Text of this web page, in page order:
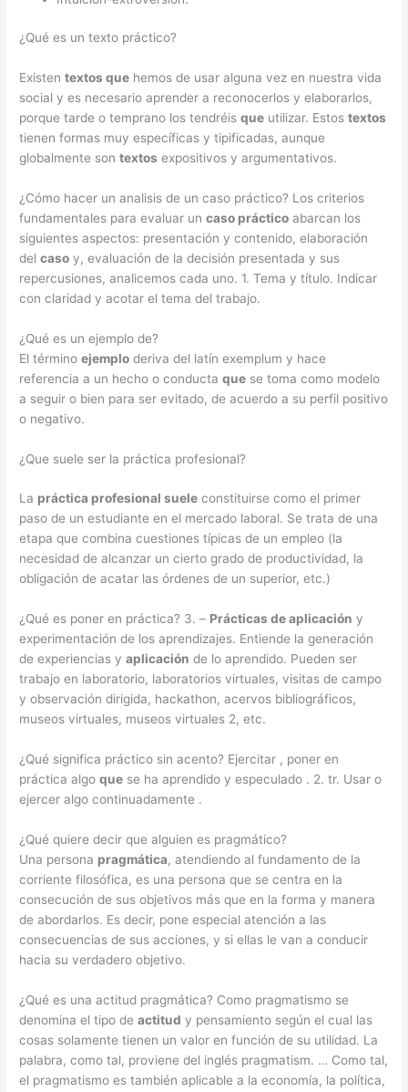
¿Qué es un texto práctico?
Existentextos que hemos de usar alguna vez en nuestra vida
social y es necesario aprender a reconocerlos y elaborarlos,
porque tarde o temprano los tendréisque utilizar. Estostextos
tienen formas muy específicas y tipificadas, aunque
globalmente sontextos expositivos y argumentativos.
¿Cómo hacer un analisis de un caso práctico? Los criterios
fundamentales para evaluar uncaso práctico abarcan los
siguientes aspectos: presentación y contenido, elaboración
delcaso y, evaluación de la decisión presentada y sus
repercusiones, analicemos cada uno. 1. Tema y título. Indicar
con claridad y acotar el tema del trabajo.
¿Qué es un ejemplo de?
El términoejemplo deriva del latín exemplum y hace
referencia a un hecho o conductaque se toma como modelo
a seguir o bien para ser evitado, de acuerdo a su perfil positivo
o negativo.
¿Que suele ser la práctica profesional?
La práctica profesional suele constituirse como el primer
paso de un estudiante en el mercado laboral. Se trata de una
etapa que combina cuestiones típicas de un empleo (la
necesidad de alcanzar un cierto grado de productividad, la
obligación de acatar las órdenes de un superior, etc.)
¿Qué es poner en práctica? 3. – Prácticas de aplicación y
experimentación de los aprendizajes. Entiende la generación
de experiencias yaplicación de lo aprendido. Pueden ser
trabajo en laboratorio, laboratorios virtuales, visitas de campo
y observación dirigida, hackathon, acervos bibliográficos,
museos virtuales, museos virtuales 2, etc.
¿Qué significa práctico sin acento? Ejercitar , poner en
práctica algoque se ha aprendido y especulado . 2. tr. Usar o
ejercer algo continuadamente .
¿Qué quiere decir que alguien es pragmático?
Una persona pragmática, atendiendo al fundamento de la
corriente filosófica, es una persona que se centra en la
consecución de sus objetivos más que en la forma y manera
de abordarlos. Es decir, pone especial atención a las
consecuencias de sus acciones, y si ellas le van a conducir
hacia su verdadero objetivo.
¿Qué es una actitud pragmática? Como pragmatismo se
denomina el tipo deactitud y pensamiento según el cual las
cosas solamente tienen un valor en función de su utilidad. La
palabra, como tal, proviene del inglés pragmatism. … Como tal,
el pragmatismo es también aplicable a la economía, la política,